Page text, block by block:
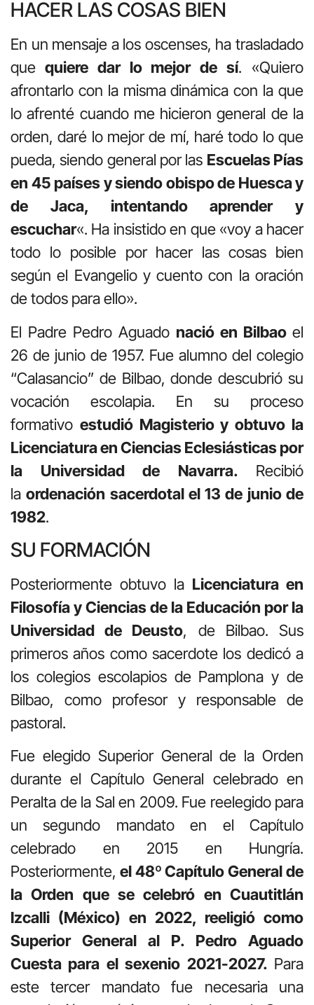
HACER LAS COSAS BIEN
En un mensaje a los oscenses, ha trasladado
que quiere dar lo mejor de sí. «Quiero
afrontarlo con la misma dinámica con la que
lo afrenté cuando me hicieron general de la
orden, daré lo mejor de mí, haré todo lo que
pueda, siendo general por las Escuelas Pías
en 45 países y siendo obispo de Huesca y
de Jaca, intentando aprender y
escuchar«. Ha insistido en que «voy a hacer
todo lo posible por hacer las cosas bien
según el Evangelio y cuento con la oración
de todos para ello».
El Padre Pedro Aguado nació en Bilbao el
26 de junio de 1957. Fue alumno del colegio
“Calasancio” de Bilbao, donde descubrió su
vocación escolapia. En su proceso
formativo estudió Magisterio y obtuvo la
Licenciatura en Ciencias Eclesiásticas por
la Universidad de Navarra. Recibió
laordenación sacerdotal el 13 de junio de
1982.
SU FORMACIÓN
Posteriormente obtuvo la Licenciatura en
Filosofía y Ciencias de la Educación por la
Universidad de Deusto, de Bilbao. Sus
primeros años como sacerdote los dedicó a
los colegios escolapios de Pamplona y de
Bilbao, como profesor y responsable de
pastoral.
Fue elegido Superior General de la Orden
durante el Capítulo General celebrado en
Peralta de la Sal en 2009. Fue reelegido para
un segundo mandato en el Capítulo
celebrado en 2015 en Hungría.
Posteriormente, el 48º Capítulo General de
la Orden que se celebró en Cuautitlán
Izcalli (México) en 2022, reeligió como
Superior General al P. Pedro Aguado
Cuesta para el sexenio 2021-2027. Para
este tercer mandato fue necesaria una